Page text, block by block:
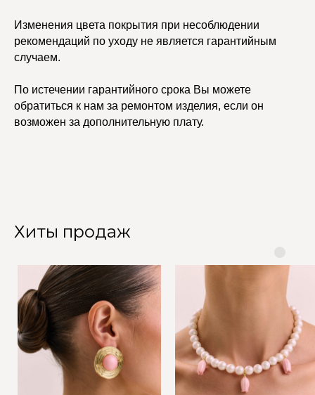
Изменения цвета покрытия при несоблюдении
рекомендаций по уходу не является гарантийным
случаем.
По истечении гарантийного срока Вы можете
обратиться к нам за ремонтом изделия, если он
возможен за дополнительную плату.
Хиты продаж
Не бриллианты, потому
что по любви